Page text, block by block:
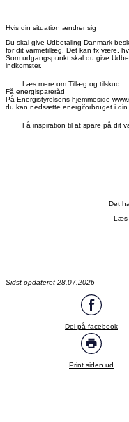
Hvis din situation ændrer sig
Du skal give Udbetaling Danmark
for dit varmetillæg. Det kan fx være,
Som udgangspunkt skal du give
indkomster.
Læs mere om Tillæg og tilskud
Få energispareråd
På Energistyrelsens hjemmeside
du kan nedsætte energiforbruget i din
Få inspiration til at spare på dit
Det
Læs
Sidst opdateret 28.07.2026
Del på facebook
Print siden ud